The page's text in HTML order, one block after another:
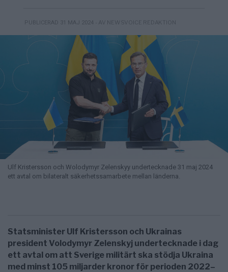
PUBLICERAD 31 MAJ 2024 - AV NEWSVOICE REDAKTION
Ulf Kristersson och Wolodymyr Zelenskyy undertecknade 31 maj 2024
ett avtal om bilateralt säkerhetssamarbete mellan länderna.
Statsminister Ulf Kristersson och Ukrainas
president Volodymyr Zelenskyj undertecknade i dag
ett avtal om att Sverige militärt ska stödja Ukraina
med minst 105 miljarder kronor för perioden 2022–